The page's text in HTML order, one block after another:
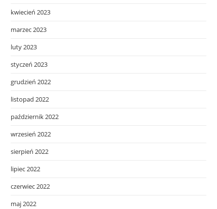
kwiecień 2023
marzec 2023
luty 2023
styczeń 2023
grudzień 2022
listopad 2022
październik 2022
wrzesień 2022
sierpień 2022
lipiec 2022
czerwiec 2022
maj 2022